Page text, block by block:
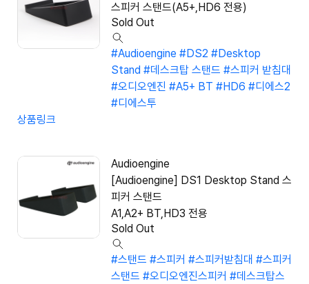
스피커 스탠드(A5+,HD6 전용)
Sold Out
#Audioengine #DS2 #Desktop
Stand #데스크탑 스탠드 #스피커 받침대
#오디오엔진 #A5+ BT #HD6 #디에스2
#디에스투
상품링크
Audioengine
[Audioengine] DS1 Desktop Stand 스
피커 스탠드
A1,A2+ BT,HD3 전용
Sold Out
#스탠드 #스피커 #스피커받침대 #스피커
스탠드 #오디오엔진스피커 #데스크탑스